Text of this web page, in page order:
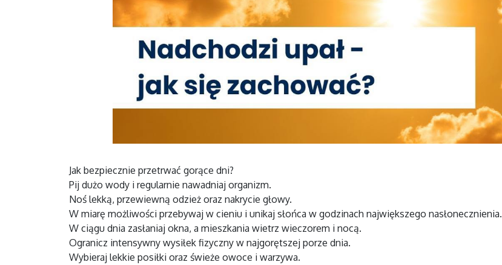
Jak bezpiecznie przetrwać gorące dni?
Pij dużo wody i regularnie nawadniaj organizm.
Noś lekką, przewiewną odzież oraz nakrycie głowy.
W miarę możliwości przebywaj w cieniu i unikaj słońca w godzinach największego nasłonecznienia.
W ciągu dnia zasłaniaj okna, a mieszkania wietrz wieczorem i nocą.
Ogranicz intensywny wysiłek fizyczny w najgorętszej porze dnia.
Wybieraj lekkie posiłki oraz świeże owoce i warzywa.